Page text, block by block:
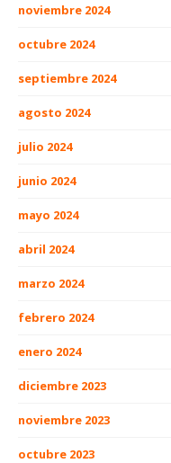
noviembre 2024
octubre 2024
septiembre 2024
agosto 2024
julio 2024
junio 2024
mayo 2024
abril 2024
marzo 2024
febrero 2024
enero 2024
diciembre 2023
noviembre 2023
octubre 2023